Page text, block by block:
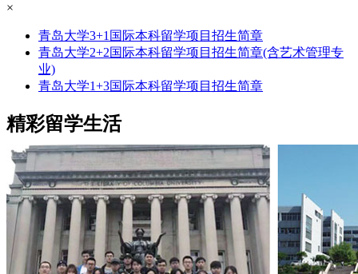
×
青岛大学3+1国际本科留学项目招生简章
青岛大学2+2国际本科留学项目招生简章(含艺术管理专
业)
青岛大学1+3国际本科留学项目招生简章
精彩留学生活